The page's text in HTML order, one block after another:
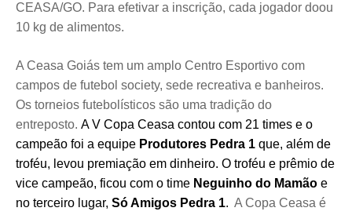
CEASA/GO. Para efetivar a inscrição, cada jogador doou
10 kg de alimentos.
A Ceasa Goiás tem um amplo Centro Esportivo com
campos de futebol society, sede recreativa e banheiros.
Os torneios futebolísticos são uma tradição do
entreposto. A V Copa Ceasa contou com 21 times e o
campeão foi a equipe Produtores Pedra 1 que, além de
troféu, levou premiação em dinheiro. O troféu e prêmio de
vice campeão, ficou com o time Neguinho do Mamão e
no terceiro lugar, Só Amigos Pedra 1. A Copa Ceasa é